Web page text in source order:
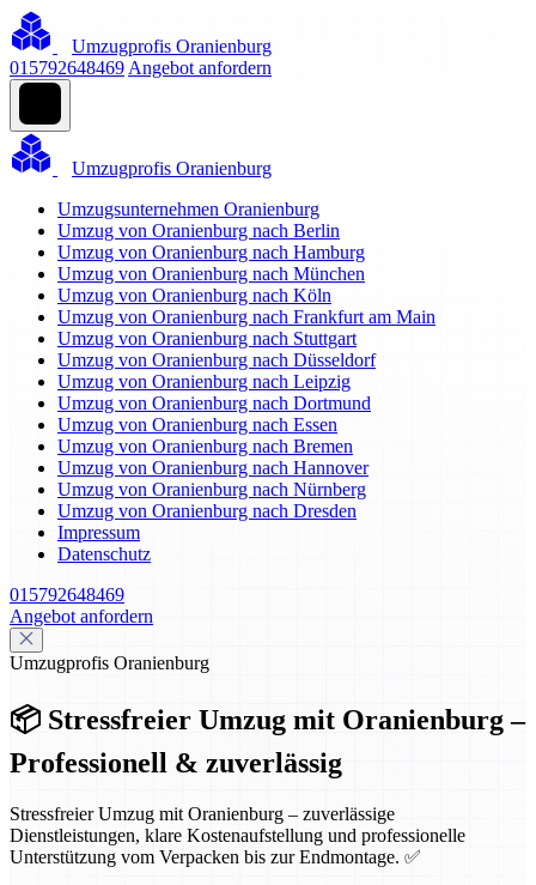
Umzugprofis Oranienburg
015792648469 Angebot anfordern
Umzugprofis Oranienburg
Umzugsunternehmen Oranienburg
Umzug von Oranienburg nach Berlin
Umzug von Oranienburg nach Hamburg
Umzug von Oranienburg nach München
Umzug von Oranienburg nach Köln
Umzug von Oranienburg nach Frankfurt am Main
Umzug von Oranienburg nach Stuttgart
Umzug von Oranienburg nach Düsseldorf
Umzug von Oranienburg nach Leipzig
Umzug von Oranienburg nach Dortmund
Umzug von Oranienburg nach Essen
Umzug von Oranienburg nach Bremen
Umzug von Oranienburg nach Hannover
Umzug von Oranienburg nach Nürnberg
Umzug von Oranienburg nach Dresden
Impressum
Datenschutz
015792648469
Angebot anfordern
Umzugprofis Oranienburg
📦 Stressfreier Umzug mit Oranienburg –
Professionell & zuverlässig
Stressfreier Umzug mit Oranienburg – zuverlässige
Dienstleistungen, klare Kostenaufstellung und professionelle
Unterstützung vom Verpacken bis zur Endmontage. ✅